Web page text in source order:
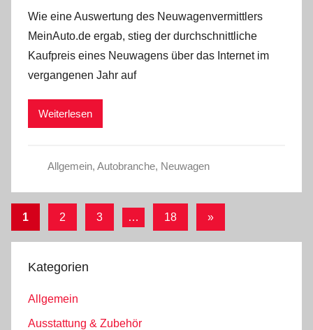
Wie eine Auswertung des Neuwagenvermittlers
MeinAuto.de ergab, stieg der durchschnittliche
Kaufpreis eines Neuwagens über das Internet im
vergangenen Jahr auf
Weiterlesen
Allgemein, Autobranche, Neuwagen
Seitennummerierung
der
Beiträge
1 2 3 … 18
Nächste
»
Kategorien
Allgemein
Ausstattung & Zubehör